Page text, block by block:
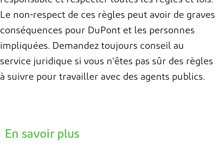
peuvent être perçus comme
des pots-de-vin ou des
dessous-de-table, quelle que
soit l'intention. Vérifiez
toujours auprès du service
juridique avant d'offrir quoi
que ce soit de valeur à des
Diapositive 1/3
Le non-respect de ces règles peut avoir de graves
conséquences pour DuPont et les personnes
impliquées. Demandez toujours conseil au
service juridique si vous n'êtes pas sûr des règles
à suivre pour travailler avec des agents publics.
En savoir plus